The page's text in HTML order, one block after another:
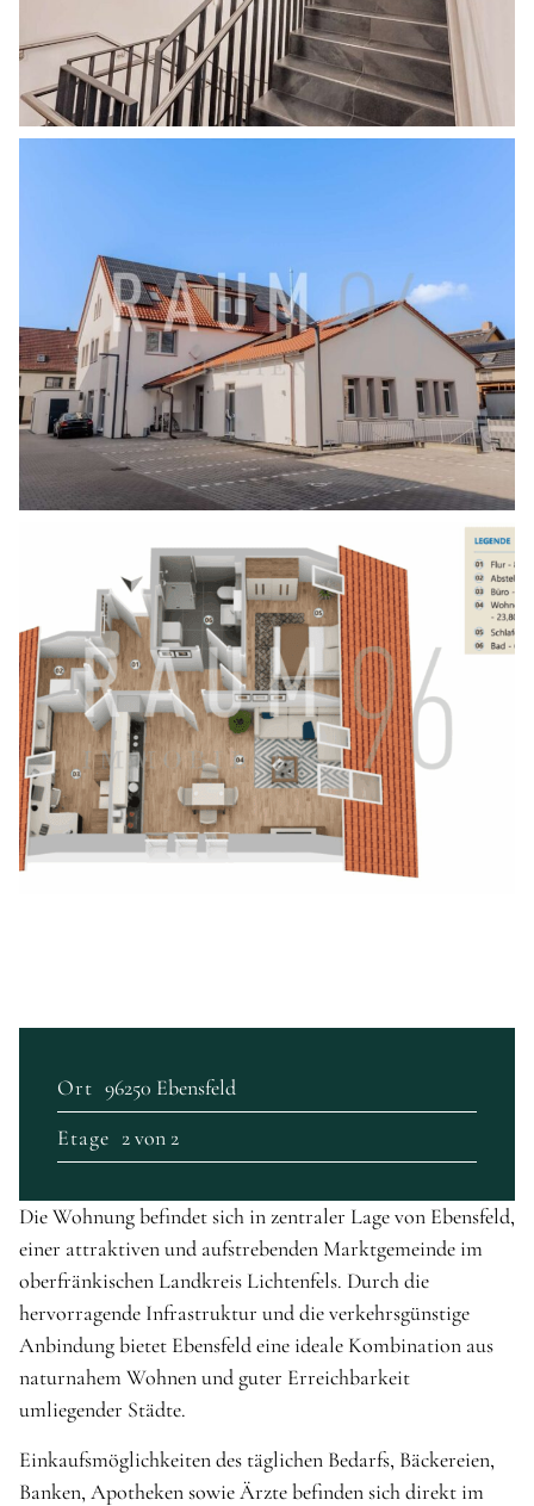
Ort 96250 Ebensfeld
Etage 2 von 2
Die Wohnung befindet sich in zentraler Lage von Ebensfeld,
einer attraktiven und aufstrebenden Marktgemeinde im
oberfränkischen Landkreis Lichtenfels. Durch die
hervorragende Infrastruktur und die verkehrsgünstige
Anbindung bietet Ebensfeld eine ideale Kombination aus
naturnahem Wohnen und guter Erreichbarkeit
umliegender Städte.
Einkaufsmöglichkeiten des täglichen Bedarfs, Bäckereien,
Banken, Apotheken sowie Ärzte befinden sich direkt im